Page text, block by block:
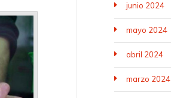
junio 2024
mayo 2024
abril 2024
marzo 2024